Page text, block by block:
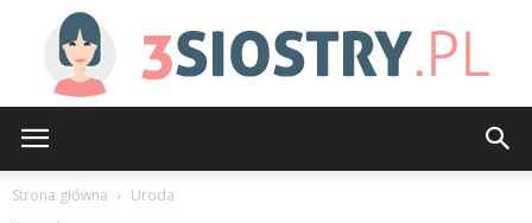
Strona główna Uroda